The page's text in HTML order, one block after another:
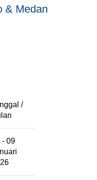
& Medan
/
- 09